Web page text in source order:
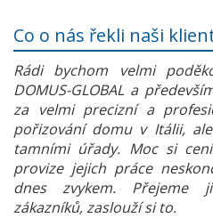
Co o nás řekli naši
Rádi bychom velmi
DOMUS-GLOBAL a
za velmi precizní a
pořizování domu v Itálii,
tamními úřady. Moc si
provize jejich práce
dnes zvykem. Přejeme
zákazníků, zaslouží si to.